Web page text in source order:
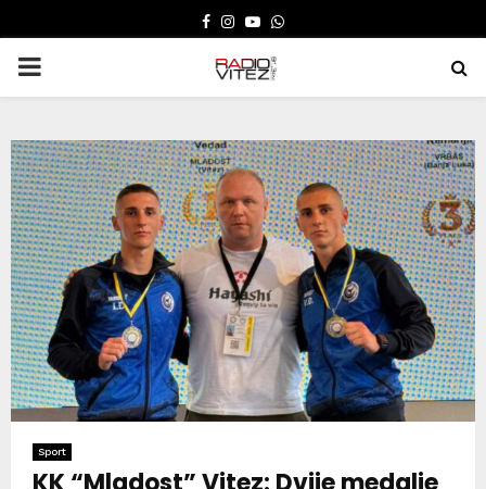
FACEBOOK
INSTAGRAM
YOUTUBE
WHATSAPP
PRIMARY
Sport